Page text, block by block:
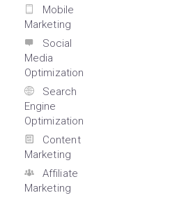
Mobile
Marketing
Social
Media
Optimization
Search
Engine
Optimization
Content
Marketing
Affiliate
Marketing